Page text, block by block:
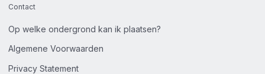
Contact
Op welke ondergrond kan ik plaatsen?
Algemene Voorwaarden
Privacy Statement